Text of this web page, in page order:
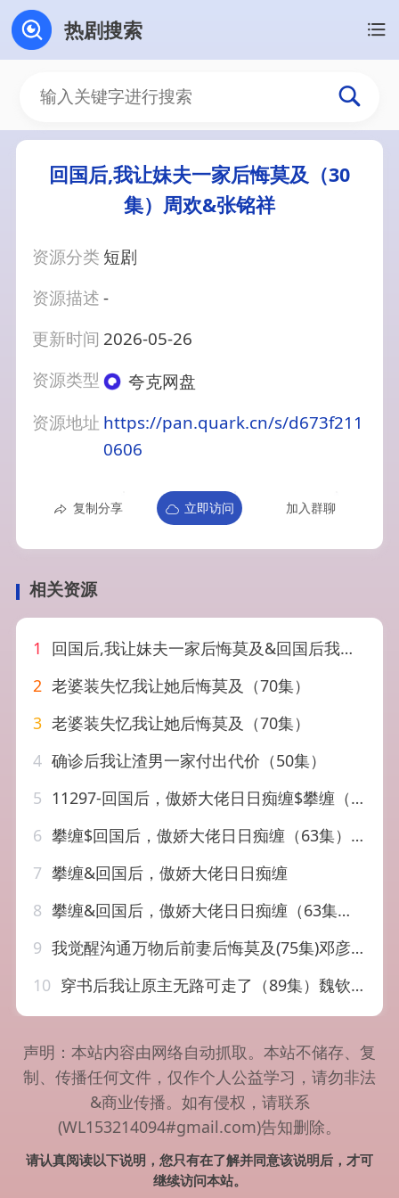
热剧搜索
回国后,我让妹夫一家后悔莫及（30
集）周欢&张铭祥
资源分类 短剧
资源描述-
更新时间 2026-05-26
资源类型
夸克网盘
资源地址 https://pan.quark.cn/s/d673f211
0606
复制分享 立即访问 加入群聊
相关资源
1
回国后,我让妹夫一家后悔莫及&回国后我让妹夫一家后悔莫及（30集）周欢&张铭祥
2 老婆装失忆我让她后悔莫及（70集）
3 老婆装失忆我让她后悔莫及（70集）
4 确诊后我让渣男一家付出代价（50集）
5 11297-回国后，傲娇大佬日日痴缠$攀缠（63集）宋彧佳
6 攀缠$回国后，傲娇大佬日日痴缠（63集）于龙宋彧佳
7 攀缠&回国后，傲娇大佬日日痴缠
8 攀缠&回国后，傲娇大佬日日痴缠（63集）于龙&宋彧佳
9 我觉醒沟通万物后前妻后悔莫及(75集)邓彦&谢然
10 穿书后我让原主无路可走了（89集）魏钦枫&成鑫洋
声明：本站内容由网络自动抓取。本站不储存、复
制、传播任何文件，仅作个人公益学习，请勿非法
&商业传播。如有侵权，请联系
(WL153214094#gmail.com)告知删除。
请认真阅读以下说明，您只有在了解并同意该说明后，才可
继续访问本站。